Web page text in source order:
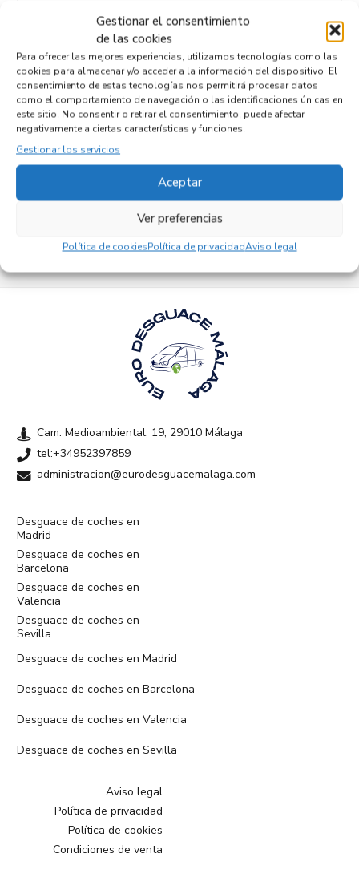
Gestionar el consentimiento
de las cookies
Para ofrecer las mejores experiencias, utilizamos tecnologías como las
cookies para almacenar y/o acceder a la información del dispositivo. El
consentimiento de estas tecnologías nos permitirá procesar datos
como el comportamiento de navegación o las identificaciones únicas en
este sitio. No consentir o retirar el consentimiento, puede afectar
negativamente a ciertas características y funciones.
Gestionar los servicios
Aceptar
Ver preferencias
Política de cookiesPolítica de privacidadAviso legal
SENSOR 0265019153
Recambios » OTROS... MODELOS
Referencia ID:
147069
Referencia OEM: 0265019153
32,95€ (IVA no incluído)
Empresas colaboradoras
Cam. Medioambiental, 19, 29010 Málaga
tel:+34952397859
administracion@eurodesguacemalaga.com
Desguace de coches en
Madrid
Desguace de coches en
Barcelona
Desguace de coches en
Valencia
Desguace de coches en
Sevilla
Desguace de coches en Madrid
Desguace de coches en Barcelona
Desguace de coches en Valencia
Desguace de coches en Sevilla
Aviso legal
Política de privacidad
Política de cookies
Condiciones de venta